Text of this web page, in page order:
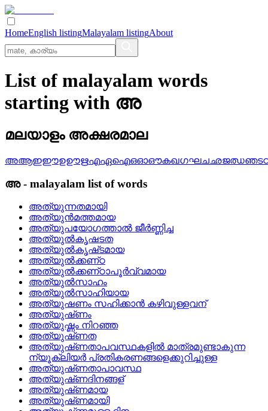
HomeEnglish listingMalayalam listingAbout
List of malayalam words
starting with അ
മലയാളം അക്ഷരമാല
അആഇഈഉഊഋഎഏഐഒഓഔകഖഗഘചഛജഝഞട
അ- malayalam list of words
അത്യുന്നതമായി
അത്യുന്‍മത്തമായ
അത്യുപയോഗത്താല്‍ ജീര്‍ണ്ണിച്ച
അത്യുല്‍കൃഷടത
അത്യുല്‍കൃഷ്‌ടമായ
അത്യുല്‍ക്കണ്‌ഠ
അത്യുല്‍ക്കണ്‌ഠാപൂര്‍വ്വമായ
അത്യുല്‍സാഹം
അത്യുല്‍സാഹിയായ
അത്യുഷണം സഹിക്കാന്‍ കഴിവുള്ളവന്
അത്യുഷ്‌ണം
അത്യുഷ്ണം നിറഞ്ഞ
അത്യുഷ്‌ണത
അത്യുഷ്‌ണതാപവസ്ഥകളില്‍ മാത്രമുണ്ടാകുന്ന
ന്യൂക്ലിയര്‍ പ്രതികരണങ്ങളെക്കുറിച്ചുള്ള
അത്യുഷ്‌ണതാപാവസ്ഥ
അത്യുഷ്‌ണദിനങ്ങള്
അത്യുഷ്‌ണമായ
അത്യുഷ്‌ണമായി